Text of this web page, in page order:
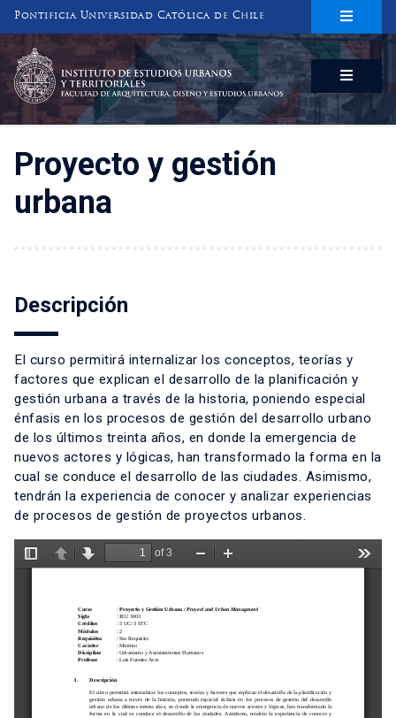
Pontificia Universidad Católica de Chile
INSTITUTO DE ESTUDIOS URBANOS
Y TERRITORIALES
FACULTAD DE ARQUITECTURA, DISEÑO Y ESTUDIOS URBANOS
Proyecto y gestión
urbana
Descripción
El curso permitirá internalizar los conceptos, teorías y
factores que explican el desarrollo de la planificación y
gestión urbana a través de la historia, poniendo especial
énfasis en los procesos de gestión del desarrollo urbano
de los últimos treinta años, en donde la emergencia de
nuevos actores y lógicas, han transformado la forma en la
cual se conduce el desarrollo de las ciudades. Asimismo,
tendrán la experiencia de conocer y analizar experiencias
de procesos de gestión de proyectos urbanos.